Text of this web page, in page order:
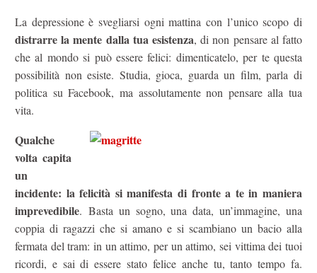
La depressione è svegliarsi ogni mattina con l’unico scopo di
distrarre la mente dalla tua esistenza, di non pensare al fatto
che al mondo si può essere felici: dimenticatelo, per te questa
possibilità non esiste. Studia, gioca, guarda un film, parla di
politica su Facebook, ma assolutamente non pensare alla tua
vita.
Qualche
volta capita
un
incidente: la felicità si manifesta di fronte a te in maniera
imprevedibile. Basta un sogno, una data, un’immagine, una
coppia di ragazzi che si amano e si scambiano un bacio alla
fermata del tram: in un attimo, per un attimo, sei vittima dei tuoi
ricordi, e sai di essere stato felice anche tu, tanto tempo fa.